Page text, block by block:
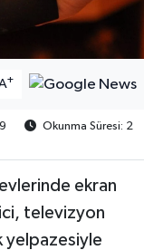
+
9
Okunma Süresi: 2
ekran
televizyon
yelpazesiyle